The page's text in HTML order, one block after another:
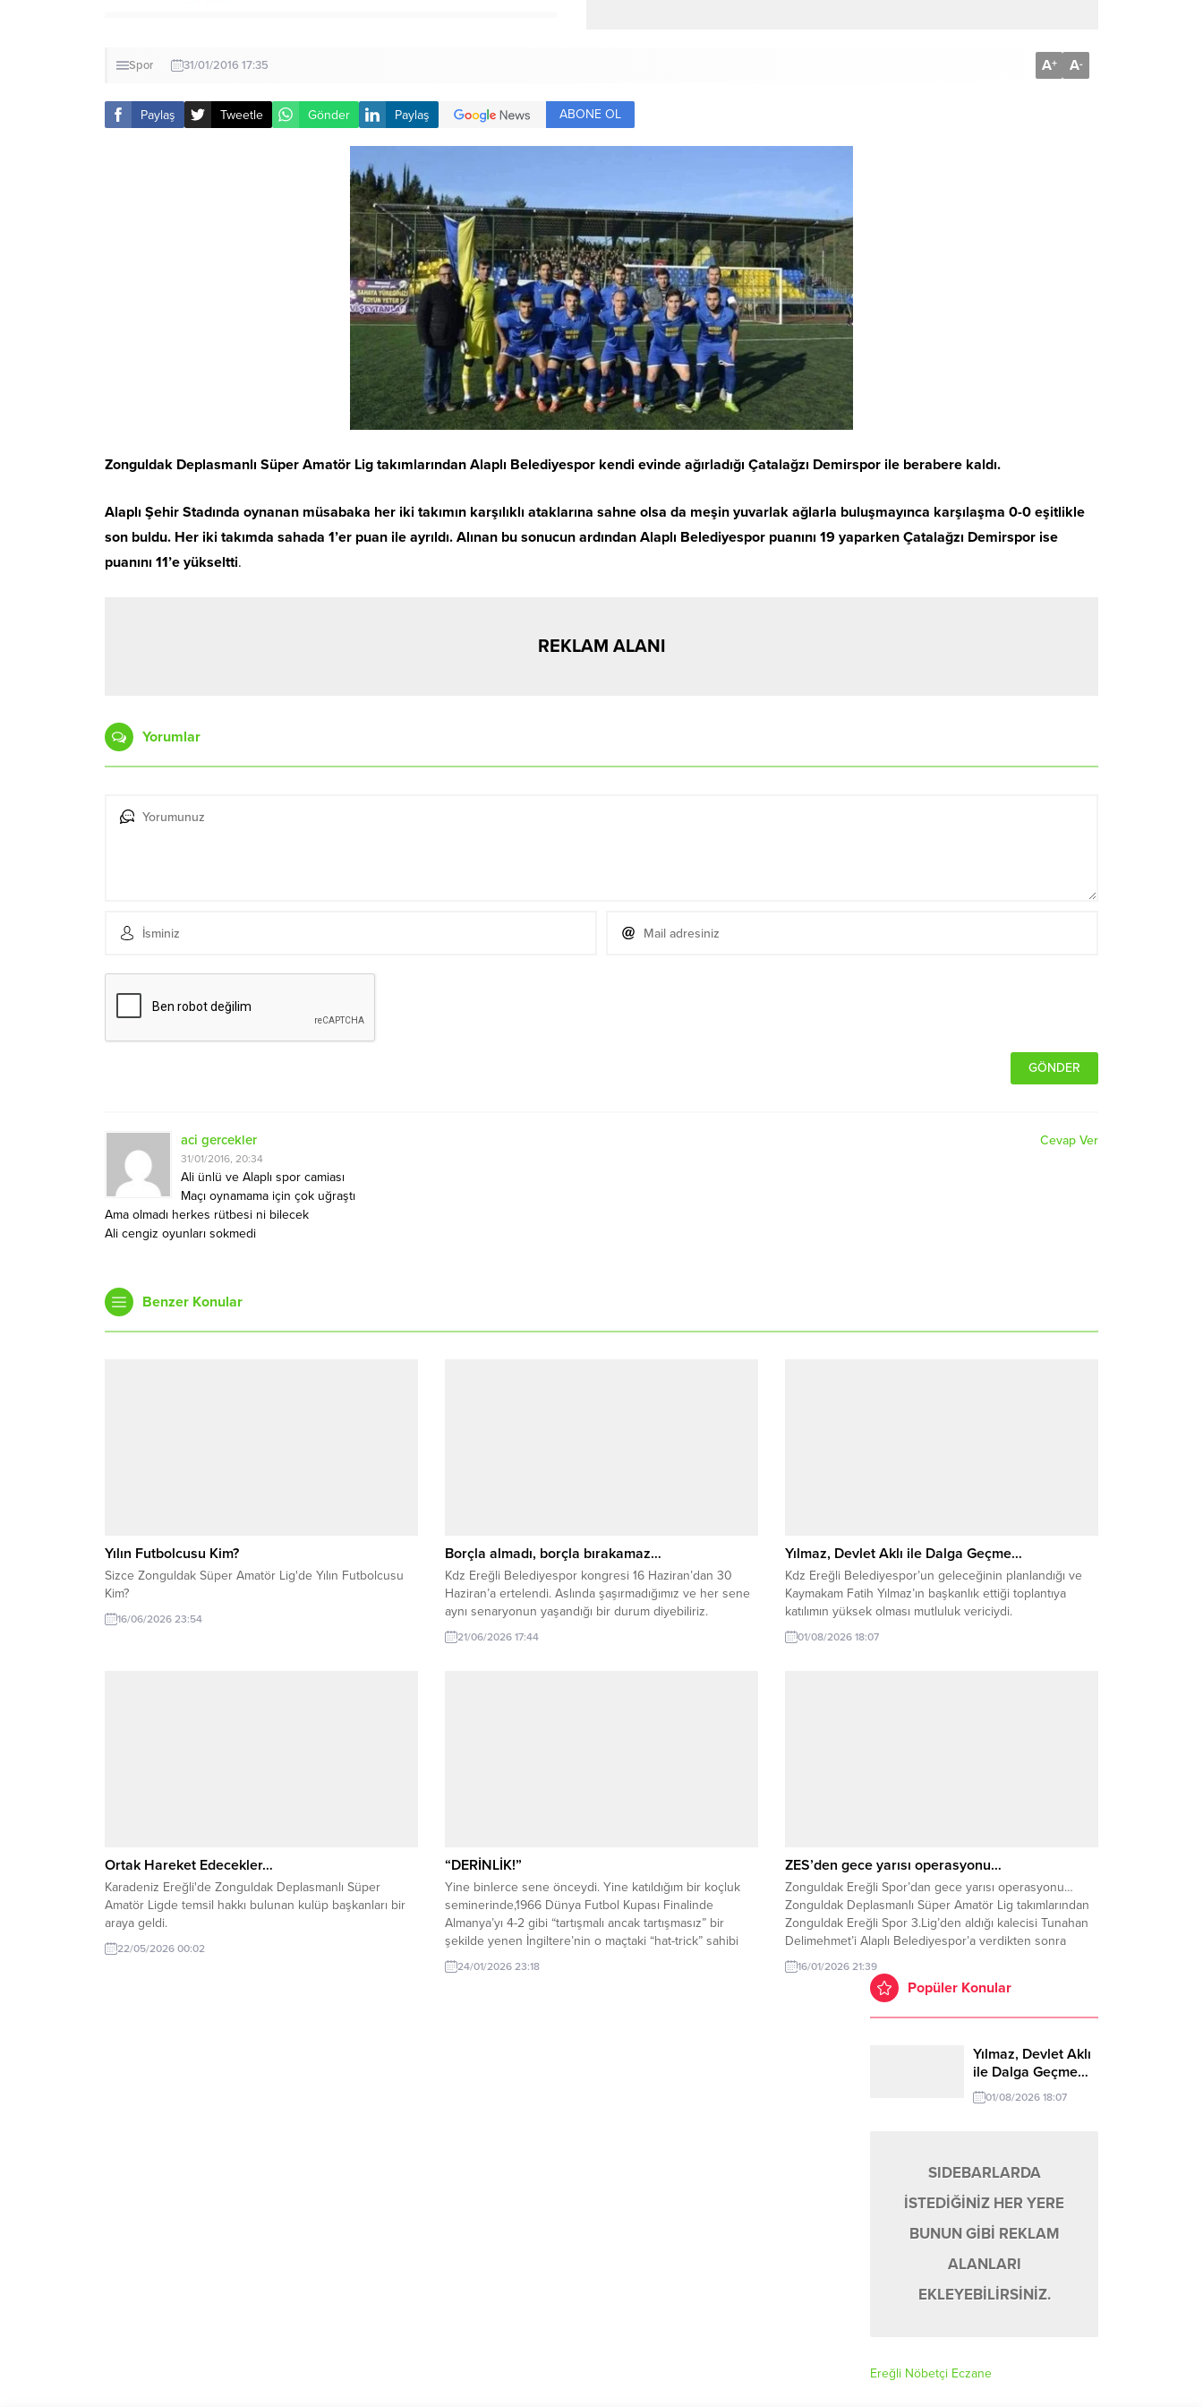
Spor 31/01/2016 17:35 A+ A-
Paylaş Tweetle Gönder Paylaş ABONE OL
Zonguldak Deplasmanlı Süper Amatör Lig takımlarından Alaplı Belediyespor kendi evinde ağırladığı Çatalağzı Demirspor ile berabere kaldı.
Alaplı Şehir Stadında oynanan müsabaka her iki takımın karşılıklı ataklarına sahne olsa da meşin yuvarlak ağlarla buluşmayınca karşılaşma 0-0 eşitlikle
son buldu. Her iki takımda sahada 1’er puan ile ayrıldı. Alınan bu sonucun ardından Alaplı Belediyespor puanını 19 yaparken Çatalağzı Demirspor ise
puanını 11’e yükseltti.
REKLAM ALANI
Yorumlar
aci gercekler
31/01/2016, 20:34
Ali ünlü ve Alaplı spor camiası
Maçı oynamama için çok uğraştı
Ama olmadı herkes rütbesi ni bilecek
Ali cengiz oyunları sokmedi
Cevap Ver
Benzer Konular
Yılın Futbolcusu Kim?
Sizce Zonguldak Süper Amatör Lig'de Yılın Futbolcusu
Kim?
16/06/2026 23:54
Borçla almadı, borçla bırakamaz…
Kdz Ereğli Belediyespor kongresi 16 Haziran’dan 30
Haziran’a ertelendi. Aslında şaşırmadığımız ve her sene
aynı senaryonun yaşandığı bir durum diyebiliriz.
21/06/2026 17:44
Yılmaz, Devlet Aklı ile Dalga Geçme…
Kdz Ereğli Belediyespor’un geleceğinin planlandığı ve
Kaymakam Fatih Yılmaz’ın başkanlık ettiği toplantıya
katılımın yüksek olması mutluluk vericiydi.
01/08/2026 18:07
Ortak Hareket Edecekler…
Karadeniz Ereğli'de Zonguldak Deplasmanlı Süper
Amatör Ligde temsil hakkı bulunan kulüp başkanları bir
araya geldi.
22/05/2026 00:02
“DERİNLİK!”
Yine binlerce sene önceydi. Yine katıldığım bir koçluk
seminerinde,1966 Dünya Futbol Kupası Finalinde
Almanya’yı 4-2 gibi “tartışmalı ancak tartışmasız” bir
şekilde yenen İngiltere’nin o maçtaki “hat-trick” sahibi
Geoff Hurst ile tanışma ve sohbet fırsatı bulmuştum. O
zamanlar İngiliz Milli Takımı senelerdir süregelen bir
24/01/2026 23:18
ZES’den gece yarısı operasyonu…
Zonguldak Ereğli Spor’dan gece yarısı operasyonu…
Zonguldak Deplasmanlı Süper Amatör Lig takımlarından
Zonguldak Ereğli Spor 3.Lig’den aldığı kalecisi Tunahan
Delimehmet’i Alaplı Belediyespor’a verdikten sonra
sessizliğe bürünmüştü. Transfer çalışmalarını sessizce
yürüten Zonguldak Ereğli Spor yine 3. Lig takımlarından
Karabük İdman Yurduspor’da forma giyen Kaleci Hasan
16/01/2026 21:39
Popüler Konular
Yılmaz, Devlet Aklı
ile Dalga Geçme…
01/08/2026 18:07
SIDEBARLARDA
İSTEDİĞİNİZ HER YERE
BUNUN GİBİ REKLAM
ALANLARI
EKLEYEBİLİRSİNİZ.
Ereğli Nöbetçi Eczane